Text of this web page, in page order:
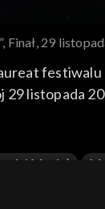
Finał, 29
29 listopada
Musiał